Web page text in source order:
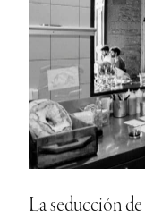
La seducción